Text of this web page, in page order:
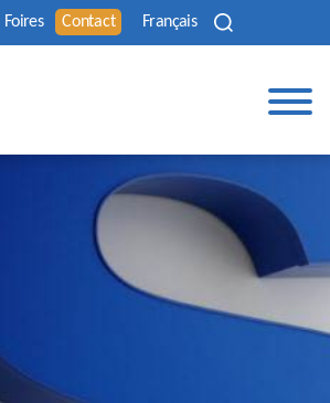
Foires Contact Français